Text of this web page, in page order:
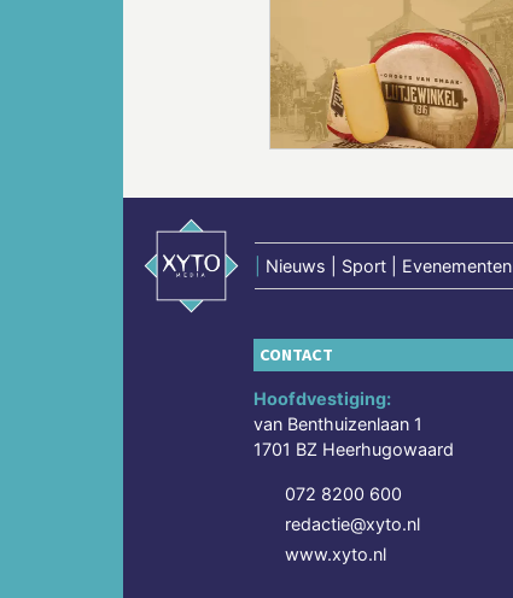
Nieuws | Sport | Evenementen
CONTACT
Hoofdvestiging:
van Benthuizenlaan 1
1701 BZ Heerhugowaard
072 8200 600
redactie@xyto.nl
www.xyto.nl